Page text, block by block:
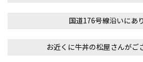
国道176号線沿いにあ
お近くに牛丼の松屋さんがご